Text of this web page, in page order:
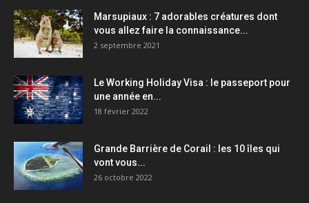
Marsupiaux : 7 adorables créatures dont
vous allez faire la connaissance...
2 septembre 2021
Le Working Holiday Visa : le passeport pour
une année en...
18 février 2022
Grande Barrière de Corail : les 10 îles qui
vont vous...
26 octobre 2022